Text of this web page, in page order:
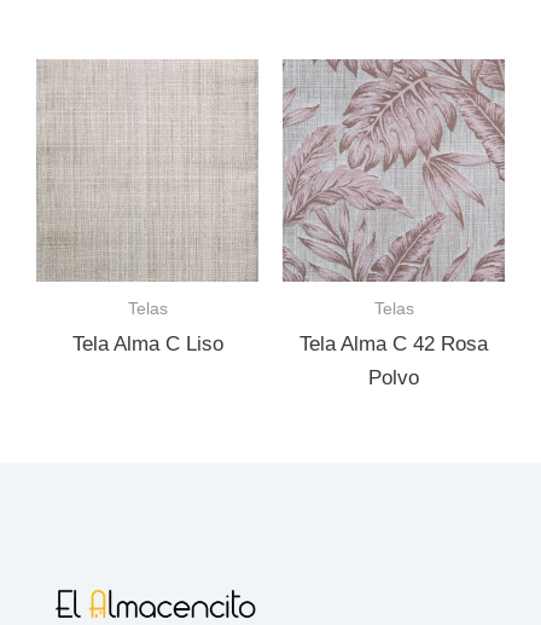
Telas
Tela Alma C Liso
Telas
Tela Alma C 42 Rosa
Polvo